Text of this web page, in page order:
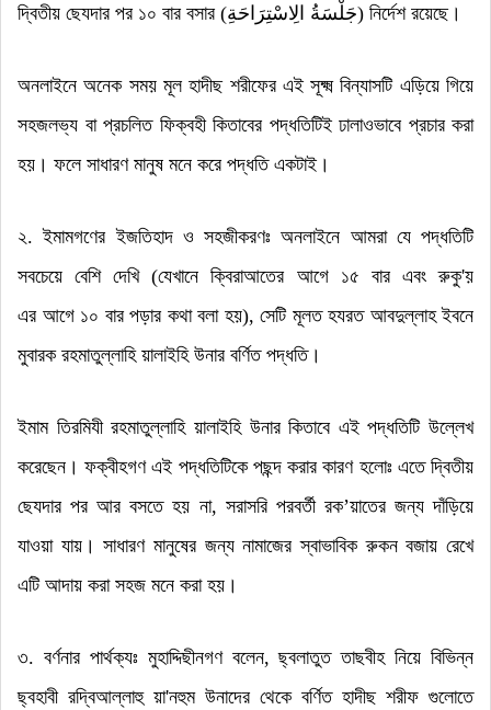
দ্বিতীয় ছেযদার পর ১০ বার বসার (جَلْسَةُ الِاسْتِرَاحَةِ) নির্দেশ রয়েছে।
অনলাইনে অনেক সময় মূল হাদীছ শরীফের এই সূক্ষ্ম বিন্যাসটি এড়িয়ে গিয়ে
সহজলভ্য বা প্রচলিত ফিক্বহী কিতাবের পদ্ধতিটিই ঢালাওভাবে প্রচার করা
হয় । ফলে সাধারণ মানুষ মনে করে পদ্ধতি একটাই।
২. ইমামগণের ইজতিহাদ ও সহজীকরণঃ অনলাইনে আমরা যে পদ্ধতিটি
সবচেয়ে বেশি দেখি (যেখানে ক্বিরাআতের আগে ১৫ বার এবংরুকু'য়
এরআগে ১০ বার পড়ার কথা বলা হয়), সেটি মূলত হযরত আবদুল্লাহ ইবনে
মুবারক রহমাতুল্লাহি য়ালাইহি উনার বর্ণিত পদ্ধতি।
ইমাম তিরমিযী রহমাতুল্লাহি য়ালাইহি উনার কিতাবে এই পদ্ধতিটি উল্লেখ
করেছেন ।ফক্বীহগণ এই পদ্ধতিটিকে পছন্দ করার কারণ হলোঃ এতে দ্বিতীয়
ছেযদার পর আর বসতে হয় না, সরাসরি পরবর্তী রক’য়াতের জন্য দাঁড়িয়ে
যাওয়া যায়।সাধারণ মানুষের জন্য নামাজের স্বাভাবিক রুকন বজায় রেখে
এটি আদায় করা সহজ মনে করা হয় ।
৩. বর্ণনার পার্থক্যঃ মুহাদ্দিছীনগণ বলেন,ছ্বলাতুত তাছবীহ নিয়ে বিভিন্ন
ছ্বহাবী রদ্বিআল্লাহু য়া'নহুম উনাদের থেকে বর্ণিত হাদীছ শরীফ গুলোতে